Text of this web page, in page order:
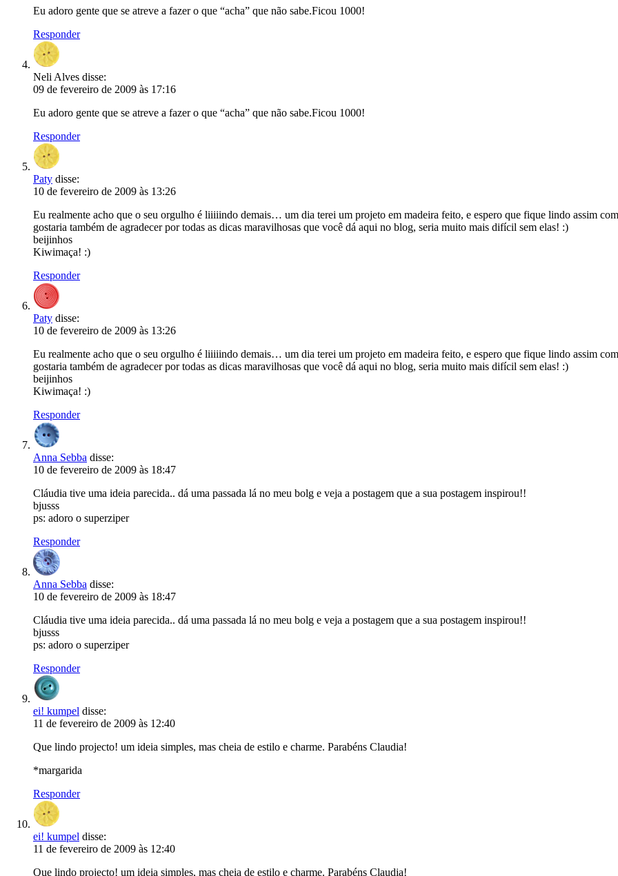
Eu adoro gente que se atreve a fazer o que “acha” que não sabe.Ficou 1000!
Responder
Neli Alves disse:
09 de fevereiro de 2009 às 17:16
Eu adoro gente que se atreve a fazer o que “acha” que não sabe.Ficou 1000!
Responder
Paty disse:
10 de fevereiro de 2009 às 13:26
Eu realmente acho que o seu orgulho é liiiiindo demais… um dia terei um projeto em madeira feito, e espero que fique lindo assim
gostaria também de agradecer por todas as dicas maravilhosas que você dá aqui no blog, seria muito mais difícil sem elas! :)
beijinhos
Kiwimaça! :)
Responder
Paty disse:
10 de fevereiro de 2009 às 13:26
Eu realmente acho que o seu orgulho é liiiiindo demais… um dia terei um projeto em madeira feito, e espero que fique lindo assim
gostaria também de agradecer por todas as dicas maravilhosas que você dá aqui no blog, seria muito mais difícil sem elas! :)
beijinhos
Kiwimaça! :)
Responder
Anna Sebba disse:
10 de fevereiro de 2009 às 18:47
Cláudia tive uma ideia parecida.. dá uma passada lá no meu bolg e veja a postagem que a sua postagem inspirou!!
bjusss
ps: adoro o superziper
Responder
Anna Sebba disse:
10 de fevereiro de 2009 às 18:47
Cláudia tive uma ideia parecida.. dá uma passada lá no meu bolg e veja a postagem que a sua postagem inspirou!!
bjusss
ps: adoro o superziper
Responder
ei! kumpel disse:
11 de fevereiro de 2009 às 12:40
Que lindo projecto! um ideia simples, mas cheia de estilo e charme. Parabéns Claudia!
*margarida
Responder
ei! kumpel disse:
11 de fevereiro de 2009 às 12:40
Que lindo projecto! um ideia simples, mas cheia de estilo e charme. Parabéns Claudia!